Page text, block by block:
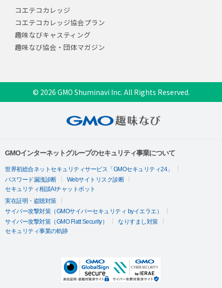
コエテコカレッジ
コエテコカレッジ協会プラン
趣味なびキャスティング
趣味なび協会・団体マガジン
© 2026 GMO Shuminavi Inc. All Rights Reserved.